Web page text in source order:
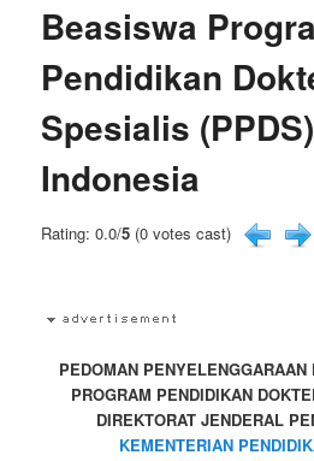
Beasiswa
Pendidikan
Spesialis
Indonesia
Rating: 0.0/5 (0 votes cast)
PEDOMAN
PROGRAM PENDIDIKAN
DIREKTORAT JENDERAL
KEMENTERIAN